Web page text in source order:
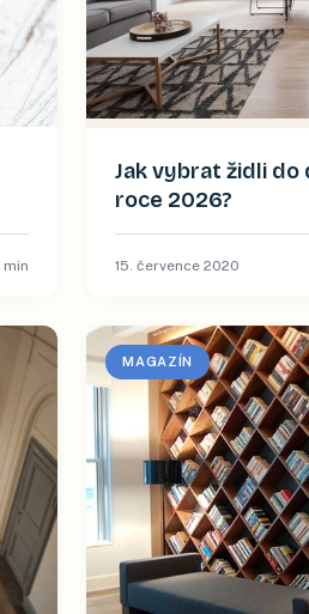
min
Jak vybrat židli do
roce 2026?
15. července 2020
MAGAZÍN